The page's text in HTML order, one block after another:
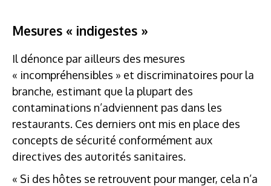
Mesures « indigestes »
Il dénonce par ailleurs des mesures
« incompréhensibles » et discriminatoires pour la
branche, estimant que la plupart des
contaminations n’adviennent pas dans les
restaurants. Ces derniers ont mis en place des
concepts de sécurité conformément aux
directives des autorités sanitaires.
« Si des hôtes se retrouvent pour manger, cela n’a